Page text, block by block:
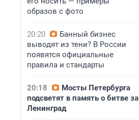
образов с фото
20:20
Банный бизнес
выводят из тени? В России
появятся официальные
правила и стандарты
20:18
Мосты Петербурга
подсветят в память о битве за
Ленинград